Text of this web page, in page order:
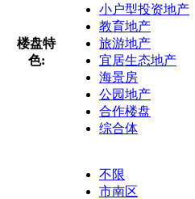
楼盘特
色:
小户型投资地产
教育地产
旅游地产
宜居生态地产
海景房
公园地产
合作楼盘
综合体
不限
市南区